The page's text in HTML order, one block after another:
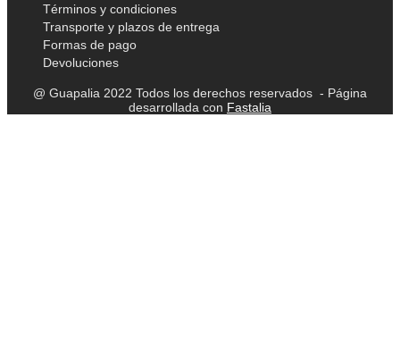
Términos y condiciones
Transporte y plazos de entrega
Formas de pago
Devoluciones
@ Guapalia 2022 Todos los derechos reservados - Página
desarrollada con Fastalia